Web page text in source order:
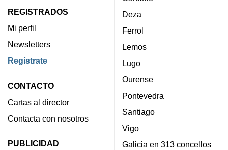
REGISTRADOS
Mi perfil
Newsletters
Regístrate
CONTACTO
Cartas al director
Contacta con nosotros
PUBLICIDAD
Deza
Ferrol
Lemos
Lugo
Ourense
Pontevedra
Santiago
Vigo
Galicia en 313 concellos